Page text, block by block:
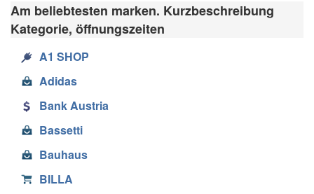
Am beliebtesten marken. Kurzbeschreibung
Kategorie, öffnungszeiten
A1 SHOP
Adidas
Bank Austria
Bassetti
Bauhaus
BILLA